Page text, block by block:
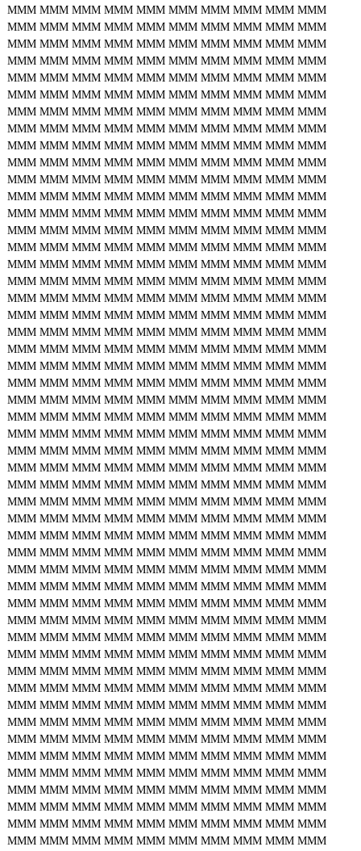
MMM MMM MMM MMM MMM MMM MMM MMM MMM MMM
MMM MMM MMM MMM MMM MMM MMM MMM MMM MMM
MMM MMM MMM MMM MMM MMM MMM MMM MMM MMM
MMM MMM MMM MMM MMM MMM MMM MMM MMM MMM
MMM MMM MMM MMM MMM MMM MMM MMM MMM MMM
MMM MMM MMM MMM MMM MMM MMM MMM MMM MMM
MMM MMM MMM MMM MMM MMM MMM MMM MMM MMM
MMM MMM MMM MMM MMM MMM MMM MMM MMM MMM
MMM MMM MMM MMM MMM MMM MMM MMM MMM MMM
MMM MMM MMM MMM MMM MMM MMM MMM MMM MMM
MMM MMM MMM MMM MMM MMM MMM MMM MMM MMM
MMM MMM MMM MMM MMM MMM MMM MMM MMM MMM
MMM MMM MMM MMM MMM MMM MMM MMM MMM MMM
MMM MMM MMM MMM MMM MMM MMM MMM MMM MMM
MMM MMM MMM MMM MMM MMM MMM MMM MMM MMM
MMM MMM MMM MMM MMM MMM MMM MMM MMM MMM
MMM MMM MMM MMM MMM MMM MMM MMM MMM MMM
MMM MMM MMM MMM MMM MMM MMM MMM MMM MMM
MMM MMM MMM MMM MMM MMM MMM MMM MMM MMM
MMM MMM MMM MMM MMM MMM MMM MMM MMM MMM
MMM MMM MMM MMM MMM MMM MMM MMM MMM MMM
MMM MMM MMM MMM MMM MMM MMM MMM MMM MMM
MMM MMM MMM MMM MMM MMM MMM MMM MMM MMM
MMM MMM MMM MMM MMM MMM MMM MMM MMM MMM
MMM MMM MMM MMM MMM MMM MMM MMM MMM MMM
MMM MMM MMM MMM MMM MMM MMM MMM MMM MMM
MMM MMM MMM MMM MMM MMM MMM MMM MMM MMM
MMM MMM MMM MMM MMM MMM MMM MMM MMM MMM
MMM MMM MMM MMM MMM MMM MMM MMM MMM MMM
MMM MMM MMM MMM MMM MMM MMM MMM MMM MMM
MMM MMM MMM MMM MMM MMM MMM MMM MMM MMM
MMM MMM MMM MMM MMM MMM MMM MMM MMM MMM
MMM MMM MMM MMM MMM MMM MMM MMM MMM MMM
MMM MMM MMM MMM MMM MMM MMM MMM MMM MMM
MMM MMM MMM MMM MMM MMM MMM MMM MMM MMM
MMM MMM MMM MMM MMM MMM MMM MMM MMM MMM
MMM MMM MMM MMM MMM MMM MMM MMM MMM MMM
MMM MMM MMM MMM MMM MMM MMM MMM MMM MMM
MMM MMM MMM MMM MMM MMM MMM MMM MMM MMM
MMM MMM MMM MMM MMM MMM MMM MMM MMM MMM
MMM MMM MMM MMM MMM MMM MMM MMM MMM MMM
MMM MMM MMM MMM MMM MMM MMM MMM MMM MMM
MMM MMM MMM MMM MMM MMM MMM MMM MMM MMM
MMM MMM MMM MMM MMM MMM MMM MMM MMM MMM
MMM MMM MMM MMM MMM MMM MMM MMM MMM MMM
MMM MMM MMM MMM MMM MMM MMM MMM MMM MMM
MMM MMM MMM MMM MMM MMM MMM MMM MMM MMM
MMM MMM MMM MMM MMM MMM MMM MMM MMM MMM
MMM MMM MMM MMM MMM MMM MMM MMM MMM MMM
MMM MMM MMM MMM MMM MMM MMM MMM MMM MMM